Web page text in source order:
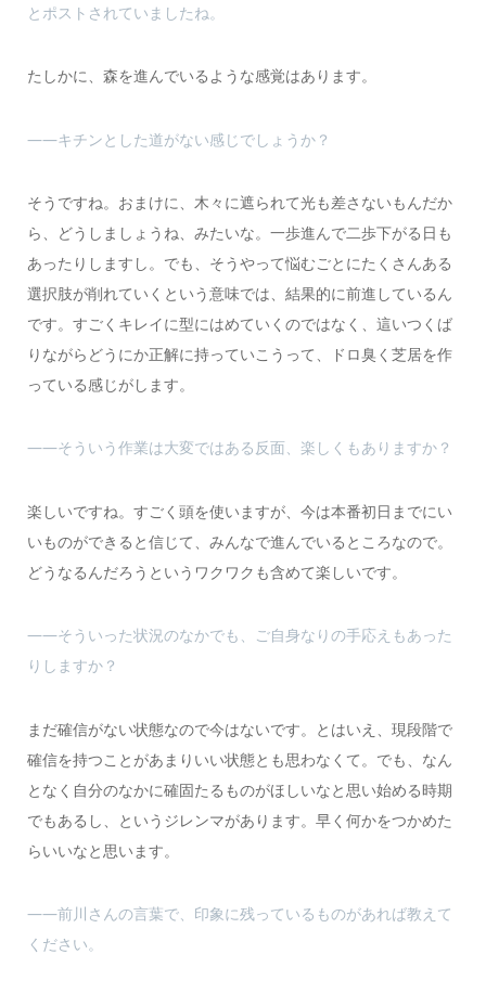
とポストされていましたね。
たしかに、森を進んでいるような感覚はあります。
――キチンとした道がない感じでしょうか？
そうですね。おまけに、木々に遮られて光も差さないもんだか
ら、どうしましょうね、みたいな。一歩進んで二歩下がる日も
あったりしますし。でも、そうやって悩むごとにたくさんある
選択肢が削れていくという意味では、結果的に前進しているん
です。すごくキレイに型にはめていくのではなく、這いつくば
りながらどうにか正解に持っていこうって、ドロ臭く芝居を作
っている感じがします。
――そういう作業は大変ではある反面、楽しくもありますか？
楽しいですね。すごく頭を使いますが、今は本番初日までにい
いものができると信じて、みんなで進んでいるところなので。
どうなるんだろうというワクワクも含めて楽しいです。
――そういった状況のなかでも、ご自身なりの手応えもあった
りしますか？
まだ確信がない状態なので今はないです。とはいえ、現段階で
確信を持つことがあまりいい状態とも思わなくて。でも、なん
となく自分のなかに確固たるものがほしいなと思い始める時期
でもあるし、というジレンマがあります。早く何かをつかめた
らいいなと思います。
――前川さんの言葉で、印象に残っているものがあれば教えて
ください。